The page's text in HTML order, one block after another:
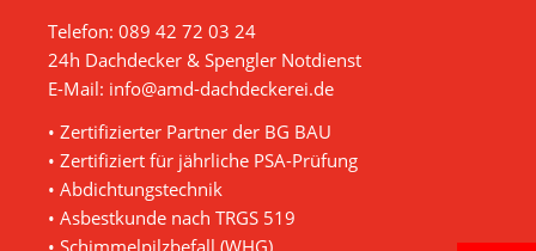
Telefon: 089 42 72 03 24
24h Dachdecker & Spengler Notdienst
E-Mail: info@amd-dachdeckerei.de
• Zertifizierter Partner der BG BAU
• Zertifiziert für jährliche PSA-Prüfung
• Abdichtungstechnik
• Asbestkunde nach TRGS 519